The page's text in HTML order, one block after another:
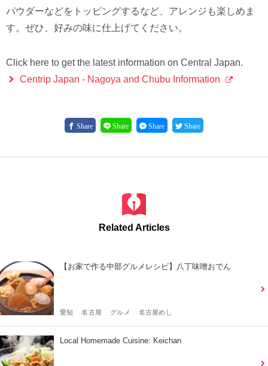
パウダーなどをトッピングするなど、アレンジも楽しめま
す。ぜひ、好みの味に仕上げてください。
Click here to get the latest information on Central Japan.
Centrip Japan - Nagoya and Chubu Information
Share Share Share Share
Related Articles
【お家で作る中部グルメレシピ】八丁味噌おでん
愛知 名古屋 グルメ 名古屋めし
Local Homemade Cuisine: Keichan